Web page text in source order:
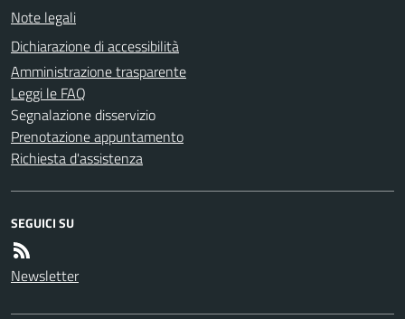
Note legali
Dichiarazione di accessibilità
Amministrazione trasparente
Leggi le FAQ
Segnalazione disservizio
Prenotazione appuntamento
Richiesta d'assistenza
SEGUICI SU
Newsletter